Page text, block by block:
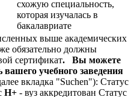
схожую специальность,
которая изучалась в
бакалавриате
выше академических
обязательно должны
сертификат.
Вы можете
учебного заведения
вкладка "Suchen"): Статус
Н+ - вуз аккредитован Статус